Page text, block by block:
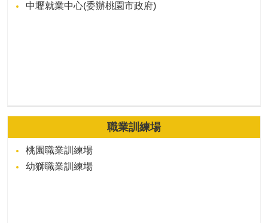
中壢就業中心(委辦桃園市政府)
職業訓練場
桃園職業訓練場
幼獅職業訓練場